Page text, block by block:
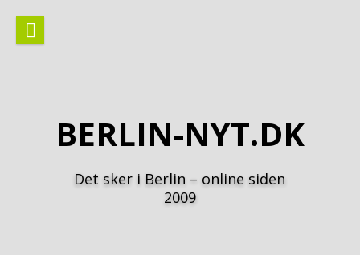
indhold
BERLIN-NYT.DK
Det sker i Berlin – online siden
2009